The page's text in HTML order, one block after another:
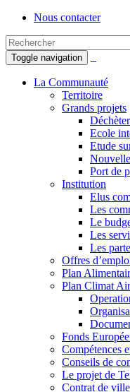
Nous contacter
Toggle navigation
La Communauté
Territoire
Grands projets
Ecole
Etude
Port de
Institution
Elus
Les
Le
Les
Les
Offres
Plan
Plan Climat
Fonds
Compétences
Conseils de
Le projet de
Contrat de ville